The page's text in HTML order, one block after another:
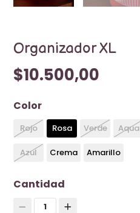
Organizador XL
$10.500,00
Color
Rojo Rosa Verde Aqua
Azul Crema Amarillo
Cantidad
1